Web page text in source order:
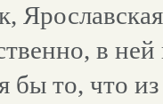
в
бы то, что